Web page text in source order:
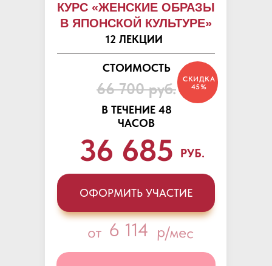
КУРС «ЖЕНСКИЕ ОБРАЗЫ
В ЯПОНСКОЙ КУЛЬТУРЕ»
СКИДКА
45%
6 114
36 685 РУБ.
ОФОРМИТЬ УЧАСТИЕ
р/мес
от
В ТЕЧЕНИЕ 48
ЧАСОВ
СТОИМОСТЬ
12 ЛЕКЦИИ
66 700 руб.